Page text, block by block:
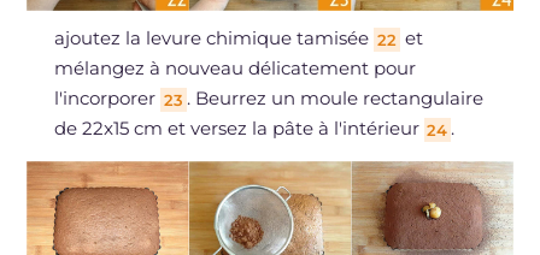
ajoutez la levure chimique tamisée 22 et
mélangez à nouveau délicatement pour
l'incorporer 23 . Beurrez un moule rectangulaire
de 22x15 cm et versez la pâte à l'intérieur 24 .